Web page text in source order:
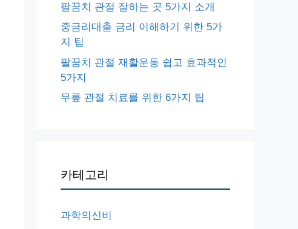
팔꿈치 관절 잘하는 곳 5가지 소개
중금리대출 금리 이해하기 위한 5가
지 팁
팔꿈치 관절 재활운동 쉽고 효과적인
5가지
무릎 관절 치료를 위한 6가지 팁
카테고리
과학의신비